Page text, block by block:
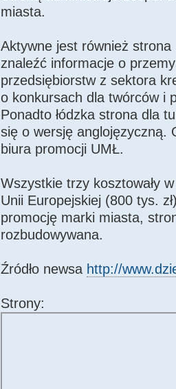
miasta.
Aktywne jest również
znaleźć informacje o
przedsiębiorstw z sektora
o konkursach dla twórców i
Ponadto łódzka strona dla
się o wersję anglojęzyczną.
biura promocji UMŁ.
Wszystkie trzy kosztowały
Unii Europejskiej (800 tys.
promocję marki miasta,
rozbudowywana.
Źródło newsa http://
Strony: